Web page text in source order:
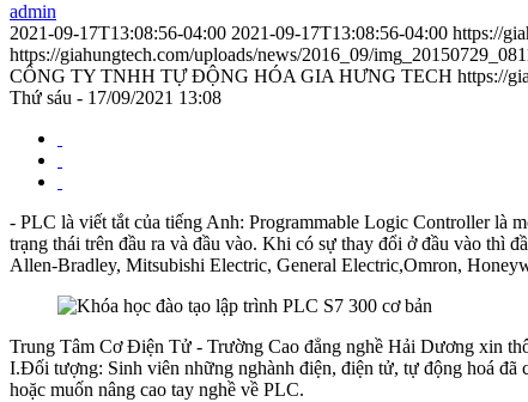
admin
2021-09-17T13:08:56-04:00 2021-09-17T13:08:56-04:00 https://
https://giahungtech.com/uploads/news/2016_09/
CÔNG TY TNHH TỰ ĐỘNG HÓA GIA HƯNG TECH https://
Thứ sáu - 17/09/2021 13:08
- PLC là viết tắt của tiếng Anh: Programmable Logic Controller là
trạng thái trên đầu ra và đầu vào. Khi có sự thay đổi ở đầu vào thì
Allen-Bradley, Mitsubishi Electric, General Electric,Omron,
Trung Tâm Cơ Điện Tử - Trường Cao đẳng nghề Hải Dương xin
I.Đối tượng: Sinh viên những nghành điện, điện tử, tự động hoá
hoặc muốn nâng cao tay nghề về PLC.